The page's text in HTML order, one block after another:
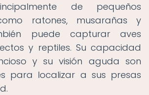
de pequeños
ratones, musarañas y
puede capturar aves
y reptiles. Su capacidad
y su visión aguda son
para localizar a sus presas